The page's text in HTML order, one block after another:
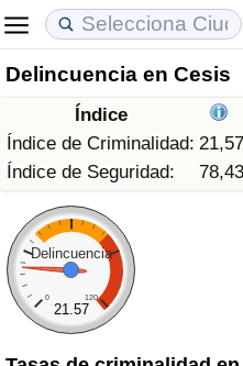
Delincuencia en Cesis
Índice
Índice de Criminalidad: 21,57
Índice de Seguridad:
78,43
Delincuencia
0 120
21.57
Coste de vida
Índice de Costo de Vida
Índice de Costo de Vida
Índice de costo de vida por
en aqaba
Precios de las propiedades
Índice de Precios de
Índice de Precios de
Índice de Precios de
Calidad de Vida
Índice de Calidad de Vida
Índice de Calidad de Vida
Índice de calidad de vida
Delincuencia